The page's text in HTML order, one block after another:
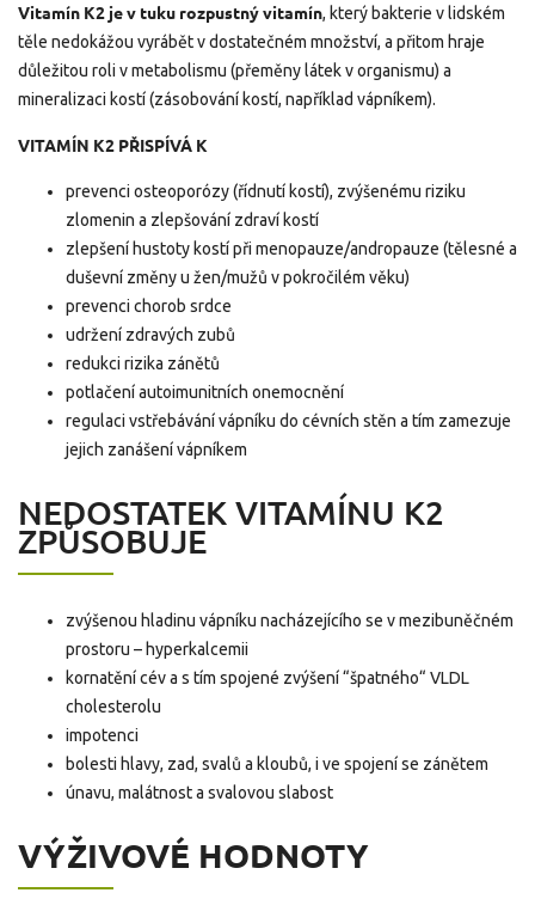
Vitamín K2 je v tuku rozpustný vitamín, který bakterie v lidském
těle nedokážou vyrábět v dostatečném množství, a přitom hraje
důležitou roli v metabolismu (přeměny látek v organismu) a
mineralizaci kostí (zásobování kostí, například vápníkem).
VITAMÍN K2 PŘISPÍVÁ K
prevenci osteoporózy (řídnutí kostí), zvýšenému riziku
zlomenin a zlepšování zdraví kostí
zlepšení hustoty kostí při menopauze/andropauze (tělesné a
duševní změny u žen/mužů v pokročilém věku)
prevenci chorob srdce
udržení zdravých zubů
redukci rizika zánětů
potlačení autoimunitních onemocnění
regulaci vstřebávání vápníku do cévních stěn a tím zamezuje
jejich zanášení vápníkem
NEDOSTATEK VITAMÍNU K2
ZPŮSOBUJE
zvýšenou hladinu vápníku nacházejícího se v mezibuněčném
prostoru – hyperkalcemii
kornatění cév a s tím spojené zvýšení “špatného“ VLDL
cholesterolu
impotenci
bolesti hlavy, zad, svalů a kloubů, i ve spojení se zánětem
únavu, malátnost a svalovou slabost
VÝŽIVOVÉ HODNOTY